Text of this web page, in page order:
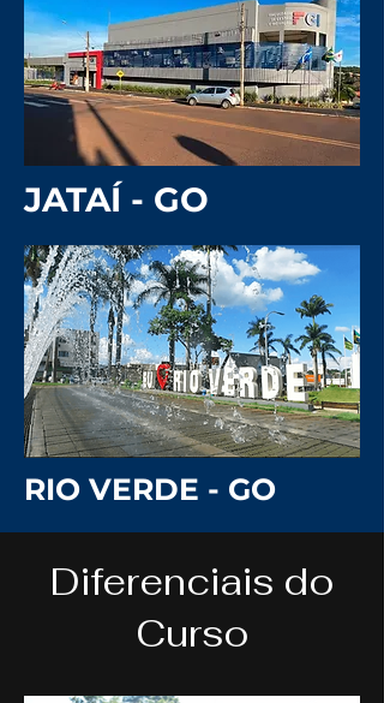
JATAÍ - GO
RIO VERDE - GO
Diferenciais do
Curso